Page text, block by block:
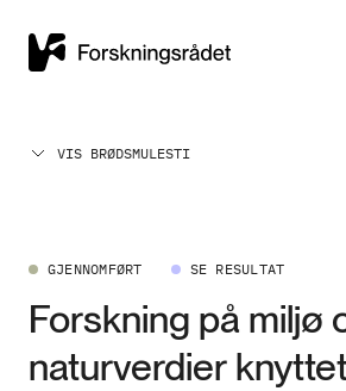
VIS BRØDSMULESTI
GJENNOMFØRT SE RESULTAT
Forskning på miljø
naturverdier